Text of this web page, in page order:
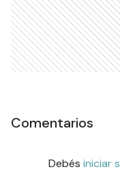
Comentarios
Debés iniciar